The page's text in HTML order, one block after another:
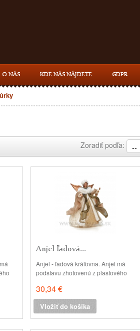
O NÁS KDE NÁS NÁJDETE GDPR
Zoradiť podľa:
Anjel ľadová...
Anjel - ľadová kráľovna. Anjel má
podstavu zhotovenú z plastového
Je preto vhodný na nasadenie na
vianočný stromček ako špic. Je
možné ho tiež volne položiť. výška:
29cm, šírka: 17x17 cm
30,34 €
Vložiť do košíka